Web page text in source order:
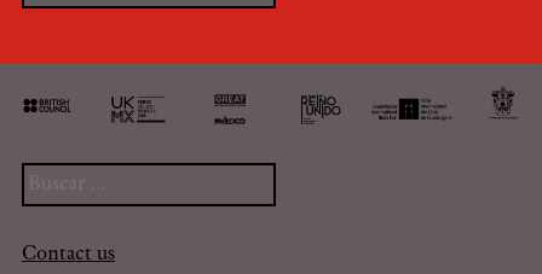
Buscar:
Contact us